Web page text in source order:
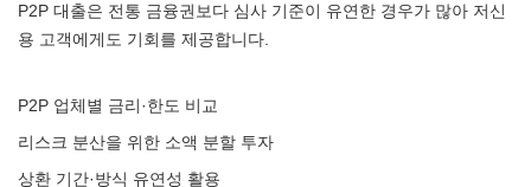
P2P 대출은 전통 금융권보다 심사 기준이 유연한 경우가 많아 저신
용 고객에게도 기회를 제공합니다.
P2P 업체별 금리·한도 비교
리스크 분산을 위한 소액 분할 투자
상환 기간·방식 유연성 활용